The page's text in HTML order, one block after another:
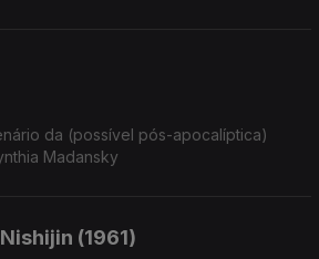
da (possível pós-apocalíptica)
Madansky
(1961)